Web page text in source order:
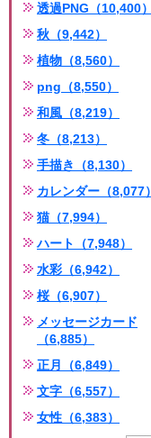
透過PNG（10,400）
秋（9,442）
植物（8,560）
png（8,550）
和風（8,219）
冬（8,213）
手描き（8,130）
カレンダー（8,077）
猫（7,994）
ハート（7,948）
水彩（6,942）
桜（6,907）
メッセージカード
（6,885）
正月（6,849）
文字（6,557）
女性（6,383）